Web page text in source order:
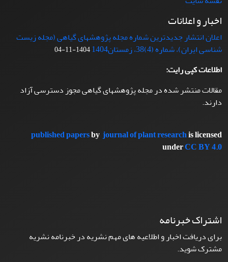
اخبار و اعلانات
اعلان انتشار جدیدترین شماره مجله پژوهشهای گیاهی (مجله زیست
شناسی ایران)، شماره (4)38، زمستان1404
1404-11-04
اطلاعات کپی رایت:
مقالات منتشر شده در مجله پژوهشهای گیاهی مجوز دسترسی آزاد
دارند.
published papersbyjournal of plant researchis licensed
underCC BY 4.0
اشتراک خبرنامه
برای دریافت اخبار و اطلاعیه های مهم نشریه در خبرنامه نشریه
مشترک شوید.